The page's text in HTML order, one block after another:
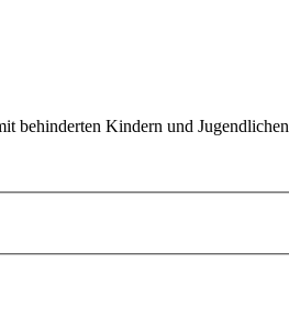
behinderten Kindern und Jugendlichen